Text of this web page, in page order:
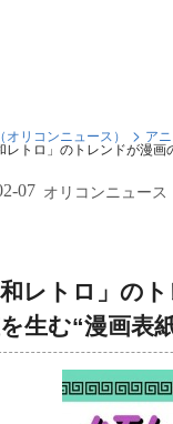
オリコンニュース） ア
レトロ」のトレンドが漫
07 オリコンニュース
和レトロ」の
生む“漫画表